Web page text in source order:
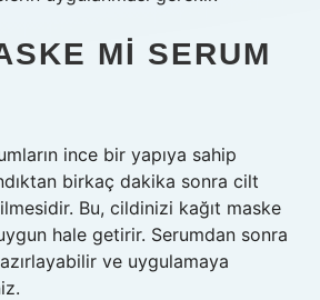
MI SERUM
ince bir yapıya sahip
birkaç dakika sonra cilt
Bu, cildinizi kağıt maske
hale getirir. Serumdan sonra
ve uygulamaya